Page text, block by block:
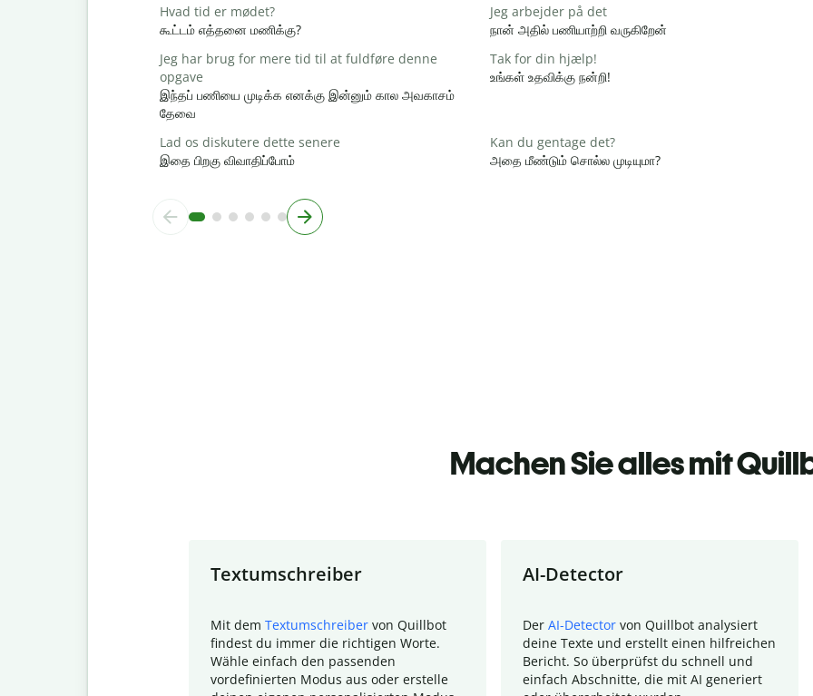
Hvad tid er mødet?
கூட்டம் எத்தனை மணிக்கு?
Jeg arbejder på det
நான் அதில் பணியாற்றி வருகிறேன்
Jeg har brug for mere tid til at fuldføre denne
opgave
இந்தப் பணியை முடிக்க எனக்கு இன்னும் கால அவகாசம்
தேவை
Tak for din hjælp!
உங்கள் உதவிக்கு நன்றி!
Lad os diskutere dette senere
இதை பிறகு விவாதிப்போம்
Kan du gentage det?
அதை மீண்டும் சொல்ல முடியுமா?
Machen Sie alles mit
Textumschreiber
Mit dem Textumschreiber von Quillbot
findest du immer die richtigen Worte.
Wähle einfach den passenden
vordefinierten Modus aus oder erstelle
AI-Detector
Der AI-Detector von Quillbot analysiert
deine Texte und erstellt einen hilfreichen
Bericht. So überprüfst du schnell und
einfach Abschnitte, die mit AI generiert